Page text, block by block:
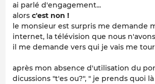
ai parlé d'engagement...
alors c'est non !
le monsieur est surpris me demande
internet, la télévision que nous
il me demande vers qui je vais me
après mon absence d'utilisation du
dicussions "t'es ou?", " je prends quoi